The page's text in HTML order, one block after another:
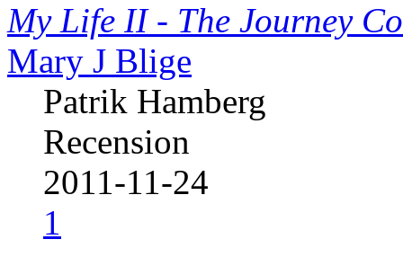
My Life II - The Journey
Mary J Blige
Patrik Hamberg
Recension
2011-11-24
1